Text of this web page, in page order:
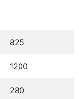
825
1200
280